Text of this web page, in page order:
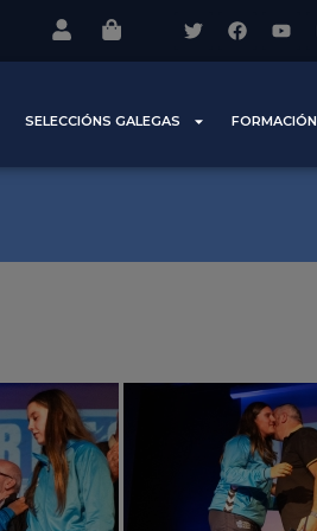
SELECCIÓNS GALEGAS FORMACIÓN